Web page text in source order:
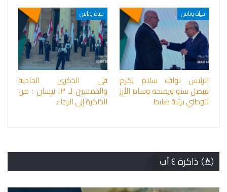
حياة وناس
الرئيس نواف سلام يكرم
فيصل سنو ويمنحه وسام الأرز
الوطني برتبة ضابط
حياة وناس
في الذكرى الحادية
والخمسين لـ ١٣ نيسان : من
الذاكرة إلى الرجاء
ذاكرة ٤ آب